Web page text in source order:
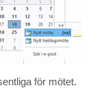
för mötet.